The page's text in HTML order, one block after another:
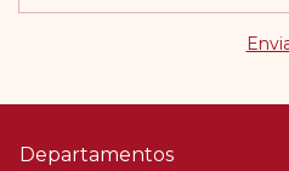
Departamentos